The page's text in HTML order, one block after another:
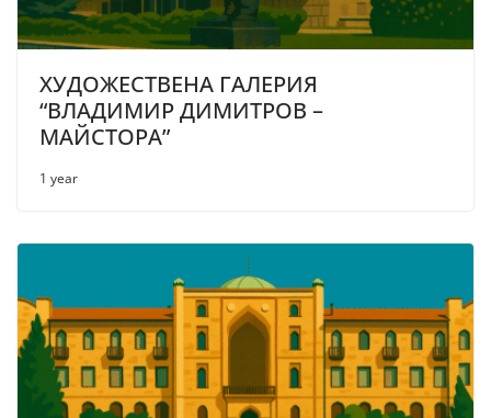
ХУДОЖЕСТВЕНА ГАЛЕРИЯ
“ВЛАДИМИР ДИМИТРОВ –
МАЙСТОРА”
1 year